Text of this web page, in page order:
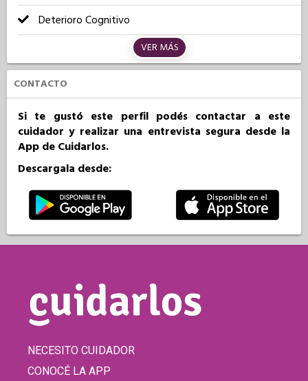
Deterioro Cognitivo
VER MÁS
CONTACTO
Si te gustó este perfil podés contactar a este
cuidador y realizar una entrevista segura desde la
App de Cuidarlos.
Descargala desde:
NECESITO CUIDADOR
CONOCÉ LA APP